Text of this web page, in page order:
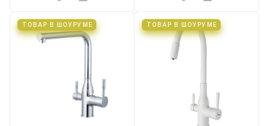
ТОВАР В ШОУРУМЕ ТОВАР В ШОУРУМЕ